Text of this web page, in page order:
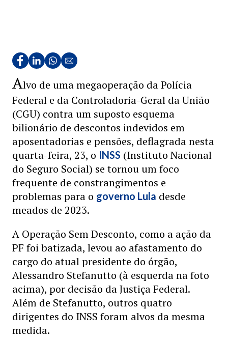
Alvo de uma megaoperação da Polícia
Federal e da Controladoria-Geral da União
(CGU) contra um suposto esquema
bilionário de descontos indevidos em
aposentadorias e pensões, deflagrada nesta
quarta-feira, 23, o INSS (Instituto Nacional
do Seguro Social) se tornou um foco
frequente de constrangimentos e
problemas para o governo Lula desde
meados de 2023.
A Operação Sem Desconto, como a ação da
PF foi batizada, levou ao afastamento do
cargo do atual presidente do órgão,
Alessandro Stefanutto (à esquerda na foto
acima), por decisão da Justiça Federal.
Além de Stefanutto, outros quatro
dirigentes do INSS foram alvos da mesma
medida.